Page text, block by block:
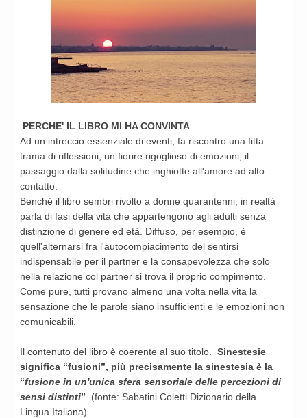
PERCHE' IL LIBRO MI HA CONVINTA
Ad un intreccio essenziale di eventi, fa riscontro una fitta
trama di riflessioni, un fiorire rigoglioso di emozioni, il
passaggio dalla solitudine che inghiotte all'amore ad alto
contatto.
Benché il libro sembri rivolto a donne quarantenni, in realtà
parla di fasi della vita che appartengono agli adulti senza
distinzione di genere ed età. Diffuso, per esempio, è
quell'alternarsi fra l'autocompiacimento del sentirsi
indispensabile per il partner e la consapevolezza che solo
nella relazione col partner si trova il proprio compimento.
Come pure, tutti provano almeno una volta nella vita la
sensazione che le parole siano insufficienti e le emozioni non
comunicabili.
Il contenuto del libro è coerente al suo titolo.
Sinestesie
significa “fusioni”, più precisamente la sinestesia è la
“fusione in un'unica sfera sensoriale delle percezioni di
sensi distinti”
(fonte: Sabatini Coletti Dizionario della
Lingua Italiana).